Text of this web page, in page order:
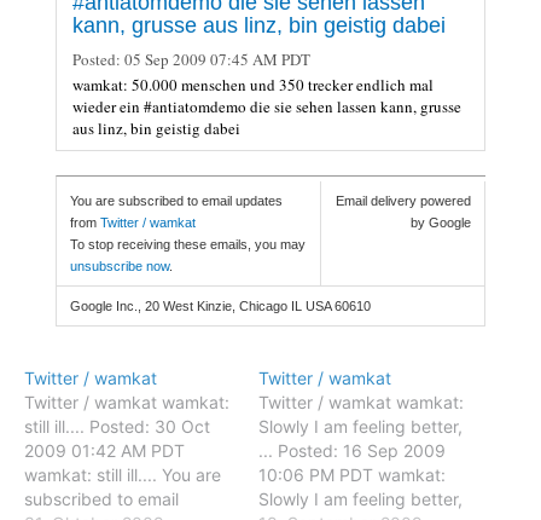
kann, grusse aus linz, bin geistig dabei
Posted: 05 Sep 2009 07:45 AM PDT
wamkat: 50.000 menschen und 350 trecker endlich mal
wieder ein #antiatomdemo die sie sehen lassen kann, grusse
aus linz, bin geistig dabei
You are subscribed to email updates
from Twitter / wamkat
To stop receiving these emails, you may
unsubscribe now.
Email delivery powered
by Google
Google Inc., 20 West Kinzie, Chicago IL USA 60610
Twitter / wamkat
Twitter / wamkat wamkat:
still ill.... Posted: 30 Oct
2009 01:42 AM PDT
wamkat: still ill.... You are
subscribed to email
Twitter / wamkat
Twitter / wamkat wamkat:
Slowly I am feeling better,
... Posted: 16 Sep 2009
10:06 PM PDT wamkat:
Slowly I am feeling better,